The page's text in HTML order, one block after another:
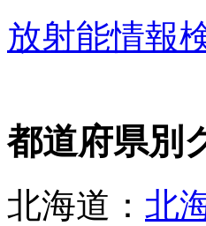
放射能情報
都道府県別
北海道： 北